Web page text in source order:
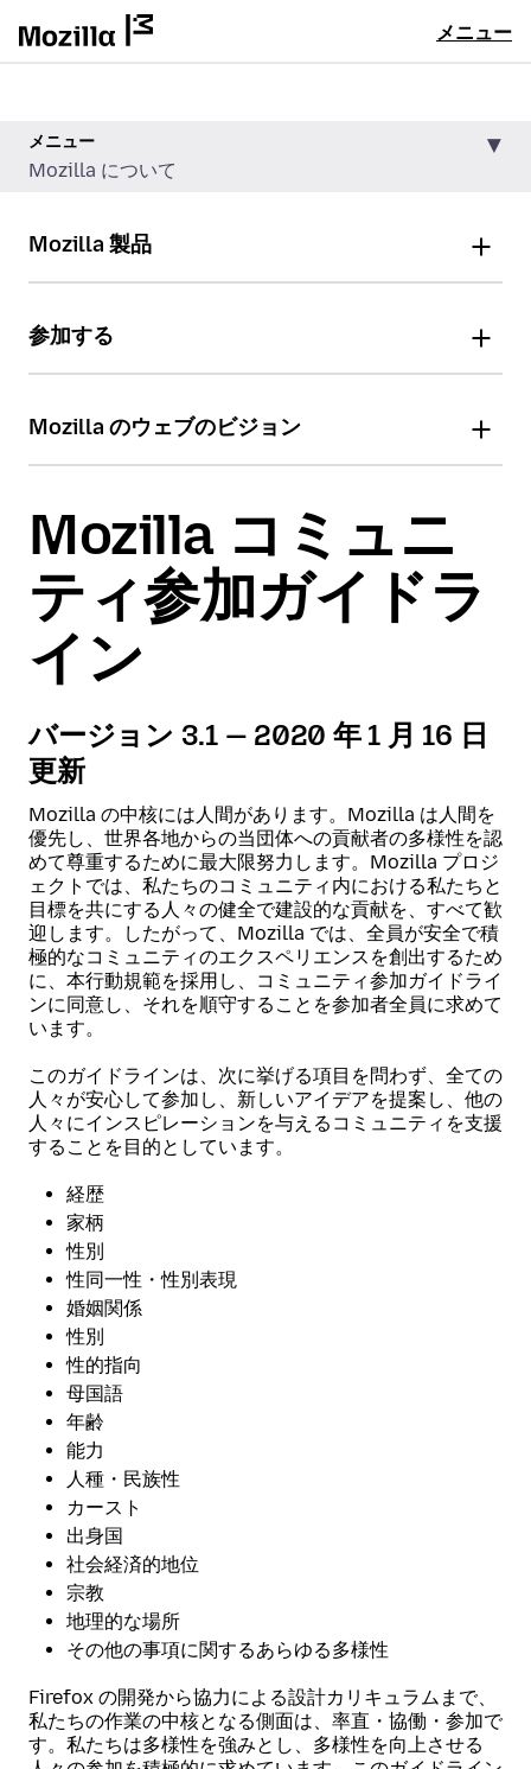
メニュー
メニュー
Mozilla について
Mozilla 製品
参加する
Mozilla のウェブのビジョン
Mozilla コミュニ
ティ参加ガイドラ
イン
バージョン 3.1 — 2020 年 1 月 16 日
更新
Mozilla の中核には人間があります。Mozilla は人間を
優先し、世界各地からの当団体への貢献者の多様性を認
めて尊重するために最大限努力します。Mozilla プロジ
ェクトでは、私たちのコミュニティ内における私たちと
目標を共にする人々の健全で建設的な貢献を、すべて歓
迎します。したがって、Mozilla では、全員が安全で積
極的なコミュニティのエクスペリエンスを創出するため
に、本行動規範を採用し、コミュニティ参加ガイドライ
ンに同意し、それを順守することを参加者全員に求めて
います。
このガイドラインは、次に挙げる項目を問わず、全ての
人々が安心して参加し、新しいアイデアを提案し、他の
人々にインスピレーションを与えるコミュニティを支援
することを目的としています。
経歴
家柄
性別
性同一性・性別表現
婚姻関係
性別
性的指向
母国語
年齢
能力
人種・民族性
カースト
出身国
社会経済的地位
宗教
地理的な場所
その他の事項に関するあらゆる多様性
Firefox の開発から協力による設計カリキュラムまで、
私たちの作業の中核となる側面は、率直・協働・参加で
す。私たちは多様性を強みとし、多様性を向上させる